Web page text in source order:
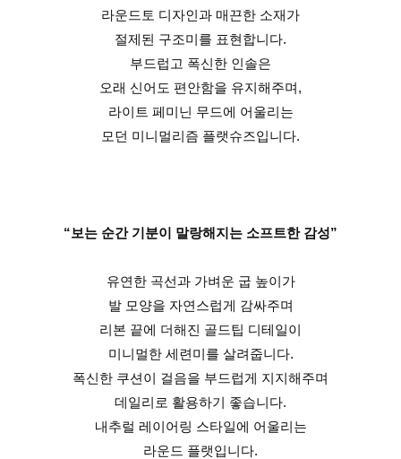
라운드토 디자인과 매끈한 소재가
절제된 구조미를 표현합니다.
부드럽고 폭신한 인솔은
오래 신어도 편안함을 유지해주며,
라이트 페미닌 무드에 어울리는
모던 미니멀리즘 플랫슈즈입니다.
“보는 순간 기분이 말랑해지는 소프트한 감성”
유연한 곡선과 가벼운 굽 높이가
발 모양을 자연스럽게 감싸주며
리본 끝에 더해진 골드팁 디테일이
미니멀한 세련미를 살려줍니다.
폭신한 쿠션이 걸음을 부드럽게 지지해주며
데일리로 활용하기 좋습니다.
내추럴 레이어링 스타일에 어울리는
라운드 플랫입니다.